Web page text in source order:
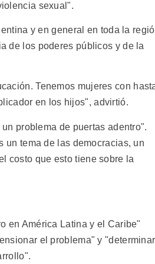
sexual".
y en general en toda la
de los poderes públicos y de la
Tenemos mujeres con
en los hijos", advirtió.
problema de puertas adentro".
un tema de las democracias, un
costo que esto tiene sobre la
en América Latina y el Caribe"
el problema" y "determinar